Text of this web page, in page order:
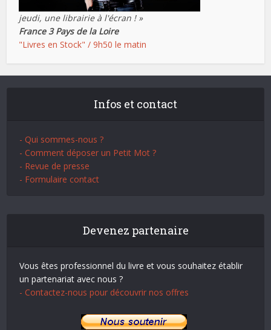
jeudi, une librairie à l'écran ! »
France 3 Pays de la Loire
"Livres en Stock" / 9h50 le matin
Infos et contact
- Qui sommes-nous ?
- Comment déposer un Petit Mot ?
- Revue de presse
- Formulaire contact
Devenez partenaire
Vous êtes professionnel du livre et vous souhaitez établir
un partenariat avec nous ?
- Contactez-nous pour découvrir nos offres